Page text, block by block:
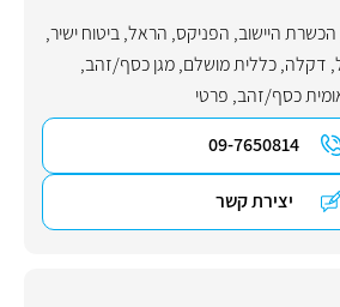
הכשרת היישוב, הפניקס, הראל,ביטוח ישיר,
, דקלה,כללית מושלם,מגן כסף/זהב,
כסף/זהב, פרטי
09-7650814
יצירת קשר